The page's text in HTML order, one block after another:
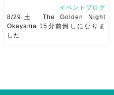
踊ってくれます♡ 東京から参
イベントブログ
8/29土 The Golden Night
Okayama 15分前倒しになりま
した